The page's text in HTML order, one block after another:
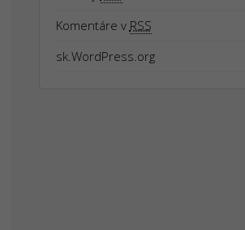
Komentáre v RSS
sk.WordPress.org